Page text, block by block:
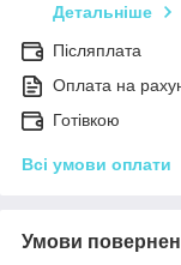
Детальніше
Післяплата
Оплата на
Готівкою
Всі умови оплати
Умови